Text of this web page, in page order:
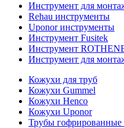
Инструмент для
Rehau инструменты
Uponor инструменты
Инструмент Fusitek
Инструмент
Инструмент для
Кожухи для труб
Кожухи Gummel
Кожухи Henco
Кожухи Uponor
Трубы гофрированные